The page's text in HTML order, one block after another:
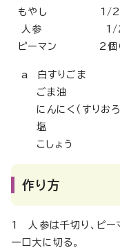
もやし 1/2袋
人参 1/2本
ピーマン 2個（
a 白すりご
ごま油
にんにく（すりお
塩 小
こしょ
作り方
1 人参は千切り、ピー
一口大に切る。